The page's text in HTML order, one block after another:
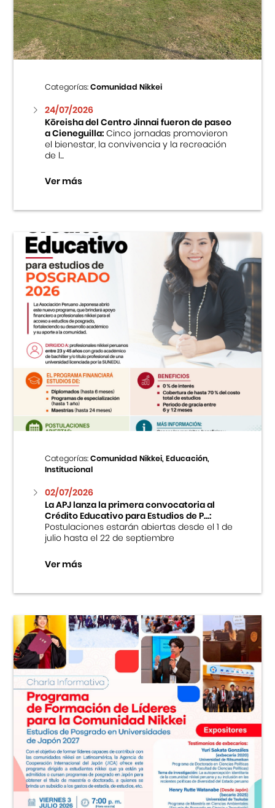
Centro Cultural Peruano Japonés
Cursos
Museo de la Inmigración Japonesa
Fondo Editorial
Teatro Peruano Japonés
Categorías:Comunidad Nikkei
24/07/2026
Kōreisha del Centro Jinnai fueron de paseo
a Cieneguilla:Cinco jornadas promovieron
el bienestar, la convivencia y la recreación
de l...
Ver más
Categorías:Comunidad Nikkei, Educación,
Institucional
02/07/2026
La APJ lanza la primera convocatoria al
Crédito Educativo para Estudios de P...:
Postulaciones estarán abiertas desde el 1 de
julio hasta el 22 de septiembre
Ver más